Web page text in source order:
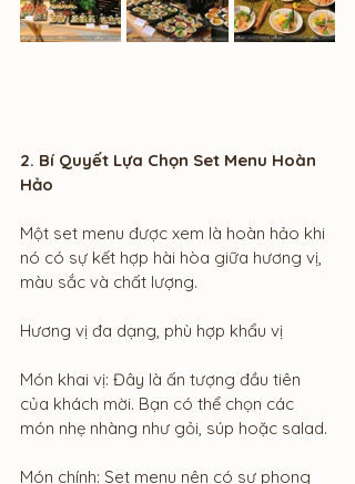
2. Bí Quyết Lựa Chọn Set Menu Hoàn
Hảo
Một set menu được xem là hoàn hảo khi
nó có sự kết hợp hài hòa giữa hương vị,
màu sắc và chất lượng.
Hương vị đa dạng, phù hợp khẩu vị
Món khai vị: Đây là ấn tượng đầu tiên
của khách mời. Bạn có thể chọn các
món nhẹ nhàng như gỏi, súp hoặc salad.
Món chính: Set menu nên có sự phong